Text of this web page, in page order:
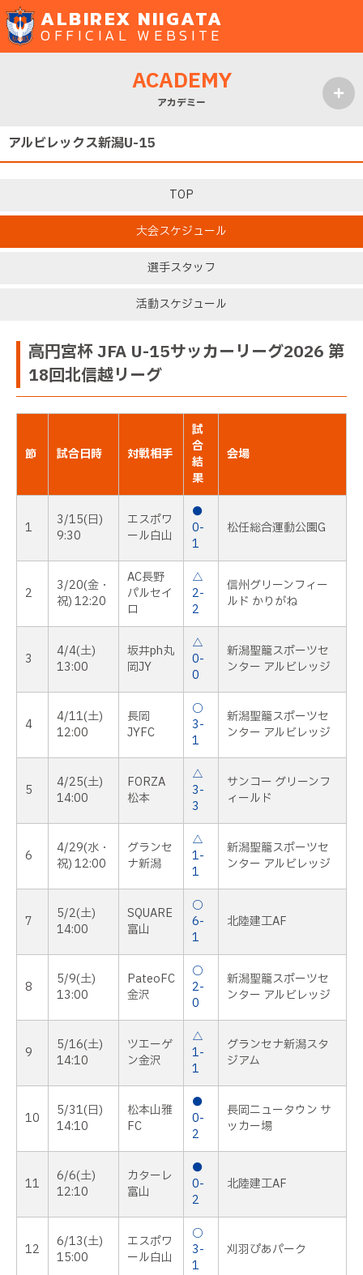
ALBIREX NIIGATA
OFFICIAL WEBSITE
ACADEMY
アカデミー
アルビレックス新潟U-15
TOP
大会スケジュール
選手スタッフ
活動スケジュール
高円宮杯 JFA U-15サッカーリーグ2026 第
18回北信越リーグ
節 試合日時 対戦相手
試
合
結
果
会場
1
3/15(日)
9:30
エスポワ
ール白山
●
0-
1
松任総合運動公園G
2
3/20(金・
祝) 12:20
AC長野
パルセイ
ロ
△
2-
2
信州グリーンフィー
ルド かりがね
3
4/4(土)
13:00
坂井ph丸
岡JY
△
0-
0
新潟聖籠スポーツセ
ンター アルビレッジ
4
4/11(土)
12:00
長岡
JYFC
○
3-
1
新潟聖籠スポーツセ
ンター アルビレッジ
5
4/25(土)
14:00
FORZA
松本
△
3-
3
サンコー グリーンフ
ィールド
6
4/29(水・
祝) 12:00
グランセ
ナ新潟
△
1-
1
新潟聖籠スポーツセ
ンター アルビレッジ
7
5/2(土)
14:00
SQUARE
富山
○
6-
1
北陸建工AF
8
5/9(土)
13:00
PateoFC
金沢
○
2-
0
新潟聖籠スポーツセ
ンター アルビレッジ
9
5/16(土)
14:10
ツエーゲ
ン金沢
△
1-
1
グランセナ新潟スタ
ジアム
10
5/31(日)
14:10
松本山雅
FC
●
0-
2
長岡ニュータウン サ
ッカー場
11
6/6(土)
12:10
カターレ
富山
●
0-
2
北陸建工AF
12
6/13(土)
15:00
エスポワ
ール白山
○
3-
1
刈羽ぴあパーク